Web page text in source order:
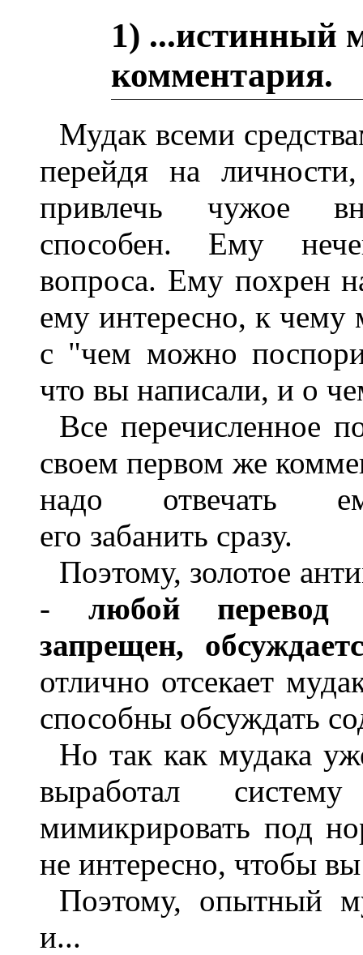
1) ...истинный
комментария.
Мудак всеми
перейдя на
привлечь чужое
способен. Ему
вопроса. Ему похрен
ему интересно, к чему
с "чем можно
что вы написали, и о
Все перечисленное
своем первом же
надо
его забанить сразу.
Поэтому, золотое
- любой перевод
запрещен,
отлично отсекает
способны обсуждать
Но так как мудака
выработал
мимикрировать под
не интересно, чтобы вы
Поэтому, опытный
и...